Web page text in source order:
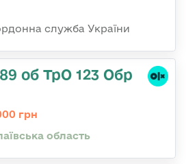
служба України
об ТрО 123 Обр
грн
область